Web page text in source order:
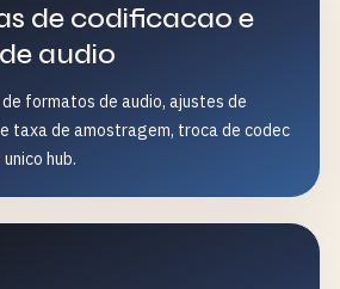
de codificacao e
audio
formatos de audio, ajustes de
taxa de amostragem, troca de codec
hub.